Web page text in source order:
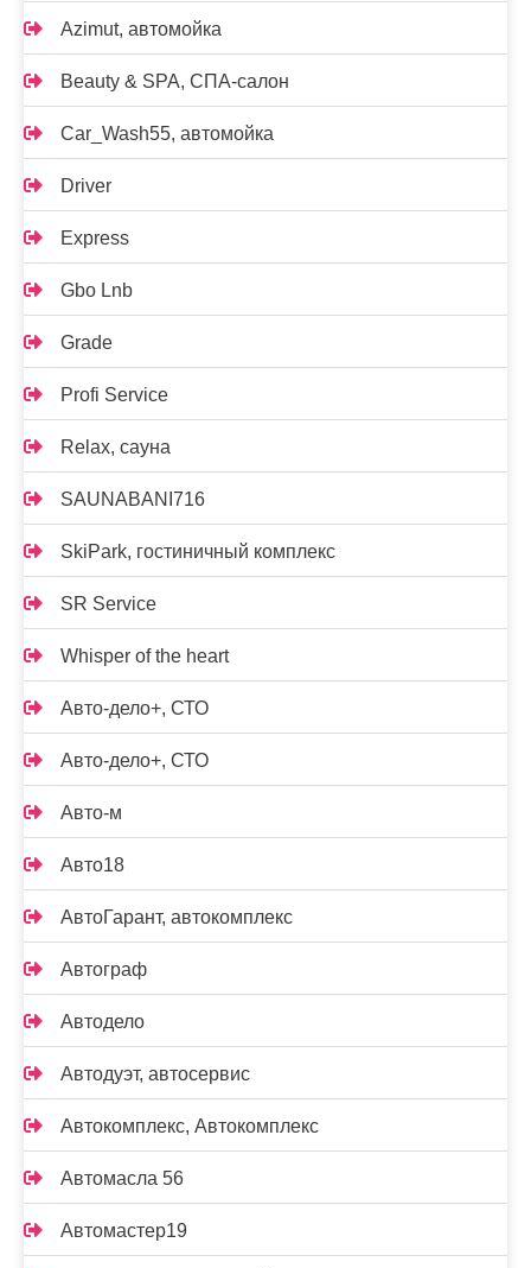
Azimut, автомойка
Beauty & SPA, СПА-салон
Car_Wash55, автомойка
Driver
Express
Gbo Lnb
Grade
Profi Service
Relax, сауна
SAUNABANI716
SkiPark, гостиничный комплекс
SR Service
Whisper of the heart
Авто-дело+, СТО
Авто-дело+, СТО
Авто-м
Авто18
АвтоГарант, автокомплекс
Автограф
Автодело
Автодуэт, автосервис
Автокомплекс, Автокомплекс
Автомасла 56
Автомастер19